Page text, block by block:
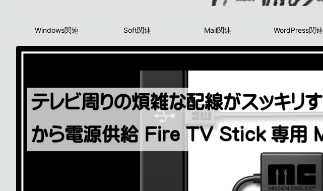
Windows関連 Soft関連 Mail関連 WordPress関連